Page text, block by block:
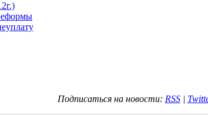
Подписаться на новости: RSS|